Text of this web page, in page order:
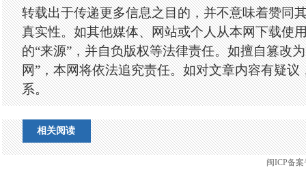
转载出于传递更多信息之目的，并不意味着赞同
真实性。如其他媒体、网站或个人从本网下载使
的“来源”，并自负版权等法律责任。如擅自篡改
网”，本网将依法追究责任。如对文章内容有疑议
系。
相关阅读
闽ICP备案